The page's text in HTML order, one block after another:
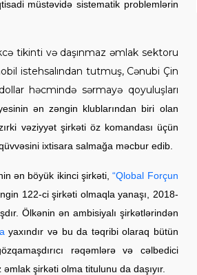
müstəvidə sistematik problemlərin
tikinti və daşınmaz əmlak sektoru
istehsalından tutmuş, Cənubi Çin
həcmində sərmayə qoyuluşları
ən zəngin klublarından biri olan
vəziyyət şirkəti öz komandası üçün
ixtisara salmağa məcbur edib.
ən böyük ikinci şirkəti, “Qlobal Forçun
122-ci şirkəti olmaqla yanaşı, 2018-
Ölkənin ən ambisiyalı şirkətlərindən
yaxındır və bu da təqribi olaraq bütün
rəqəmlərə və cəlbedici
şirkəti olma titulunu da daşıyır.